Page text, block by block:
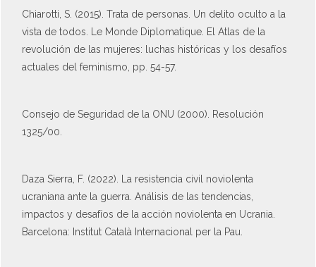
Chiarotti, S. (2015). Trata de personas. Un delito oculto a la
vista de todos. Le Monde Diplomatique. El Atlas de la
revolución de las mujeres: luchas históricas y los desafíos
actuales del feminismo, pp. 54-57.
Consejo de Seguridad de la ONU (2000). Resolución
1325/00.
Daza Sierra, F. (2022). La resistencia civil noviolenta
ucraniana ante la guerra. Análisis de las tendencias,
impactos y desafíos de la acción noviolenta en Ucrania.
Barcelona: Institut Català Internacional per la Pau.